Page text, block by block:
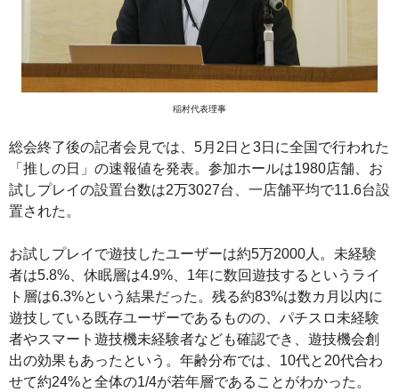
稲村代表理事
総会終了後の記者会見では、5月2日と3日に全国で行われた
「推しの日」の速報値を発表。参加ホールは1980店舗、お
試しプレイの設置台数は2万3027台、一店舗平均で11.6台設
置された。
お試しプレイで遊技したユーザーは約5万2000人。未経験
者は5.8%、休眠層は4.9%、1年に数回遊技するというライ
ト層は6.3%という結果だった。残る約83%は数カ月以内に
遊技している既存ユーザーであるものの、パチスロ未経験
者やスマート遊技機未経験者なども確認でき、遊技機会創
出の効果もあったという。年齢分布では、10代と20代合わ
せて約24%と全体の1/4が若年層であることがわかった。